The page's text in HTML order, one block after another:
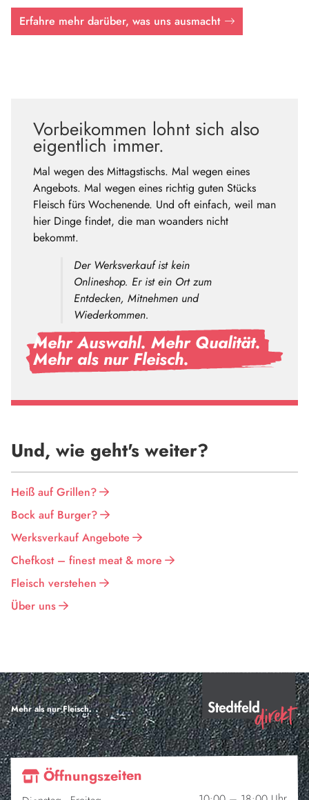
Erfahre mehr darüber, was uns ausmacht
Vorbeikommen lohnt sich also
eigentlich immer.
Mal wegen des Mittagstischs. Mal wegen eines
Angebots. Mal wegen eines richtig guten Stücks
Fleisch fürs Wochenende. Und oft einfach, weil man
hier Dinge findet, die man woanders nicht
bekommt.
Der Werksverkauf ist kein
Onlineshop. Er ist ein Ort zum
Entdecken, Mitnehmen und
Wiederkommen.
Mehr Auswahl. Mehr Qualität.
Mehr als nur Fleisch.
Und, wie geht's weiter?
Heiß auf Grillen?
Bock auf Burger?
Werksverkauf Angebote
Chefkost – finest meat & more
Fleisch verstehen
Über uns
Mehr als nur Fleisch.
Öffnungszeiten